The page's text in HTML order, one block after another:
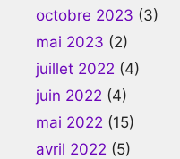
octobre 2023 (3)
mai 2023 (2)
juillet 2022 (4)
juin 2022 (4)
mai 2022 (15)
avril 2022 (5)